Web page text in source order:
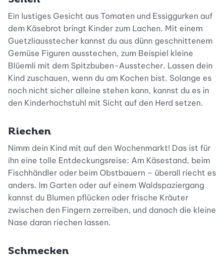
Ein lustiges Gesicht aus Tomaten und Essiggurken auf
dem Käsebrot bringt Kinder zum Lachen. Mit einem
Guetzliausstecher kannst du aus dünn geschnittenem
Gemüse Figuren ausstechen, zum Beispiel kleine
Blüemli mit dem Spitzbuben-Ausstecher. Lassen dein
Kind zuschauen, wenn du am Kochen bist. Solange es
noch nicht sicher alleine stehen kann, kannst du es in
den Kinderhochstuhl mit Sicht auf den Herd setzen.
Riechen
Nimm dein Kind mit auf den Wochenmarkt! Das ist für
ihn eine tolle Entdeckungsreise: Am Käsestand, beim
Fischhändler oder beim Obstbauern – überall riecht es
anders. Im Garten oder auf einem Waldspaziergang
kannst du Blumen pflücken oder frische Kräuter
zwischen den Fingern zerreiben, und danach die kleine
Nase daran riechen lassen.
Schmecken